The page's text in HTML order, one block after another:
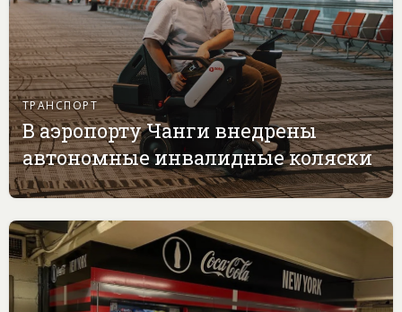
ТРАНСПОРТ
В аэропорту Чанги внедрены
автономные инвалидные коляски